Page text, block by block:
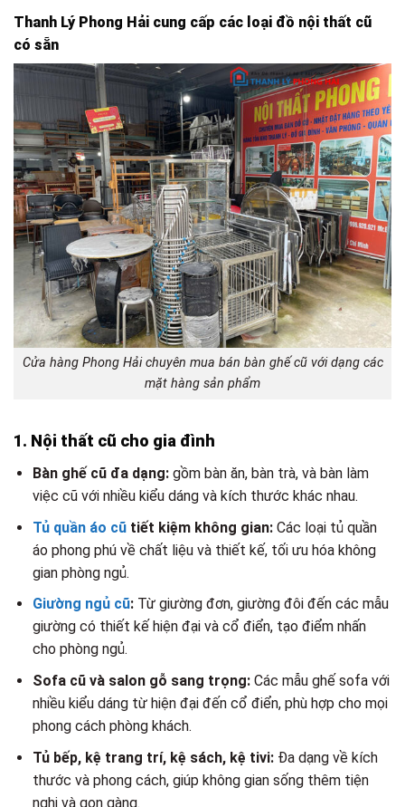
Thanh Lý Phong Hải cung cấp các loại đồ nội thất cũ
có sẵn
Cửa hàng Phong Hải chuyên mua bán bàn ghế cũ với dạng các
mặt hàng sản phẩm
1. Nội thất cũ cho gia đình
Bàn ghế cũ đa dạng:gồm bàn ăn, bàn trà, và bàn làm
việc cũ với nhiều kiểu dáng và kích thước khác nhau.
Tủ quần áo cũtiết kiệm không gian:Các loại tủ quần
áo phong phú về chất liệu và thiết kế, tối ưu hóa không
gian phòng ngủ.
Giường ngủ cũ:Từ giường đơn, giường đôi đến các mẫu
giường có thiết kế hiện đại và cổ điển, tạo điểm nhấn
cho phòng ngủ.
Sofa cũ và salon gỗ sang trọng:Các mẫu ghế sofa với
nhiều kiểu dáng từ hiện đại đến cổ điển, phù hợp cho mọi
phong cách phòng khách.
Tủ bếp, kệ trang trí, kệ sách, kệ tivi:Đa dạng về kích
thước và phong cách, giúp không gian sống thêm tiện
nghi và gọn gàng.